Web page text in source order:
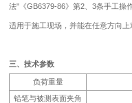
法"《GB6379-86》第2、3条手工操
适用于施工现场，并能在任意方向上
三、技术参数
负荷重量
铅笔与被测表面夹角